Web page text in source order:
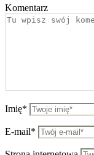
Komentarz
Imię*
E-mail*